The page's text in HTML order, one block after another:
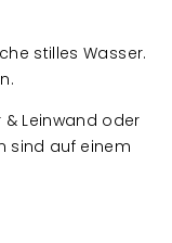
stilles Wasser.
Leinwand oder
sind auf einem